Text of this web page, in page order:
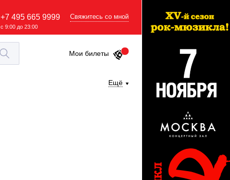
+7 495 665 9999
с 9:00 до 23:00
Свяжитесь со мной
Мои билеты
Ещё